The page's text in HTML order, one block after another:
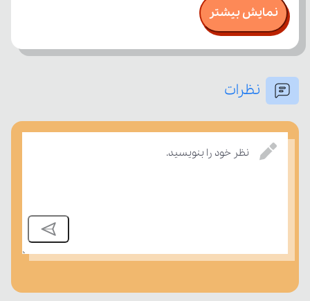
نمایش بیشتر
نظرات
نظر خود را بنویسید.